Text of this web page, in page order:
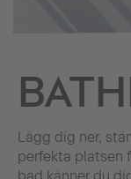
Lägg dig ner,
perfekta platsen
bad känner du